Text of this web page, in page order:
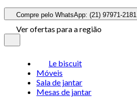
Compre pelo WhatsApp: (21) 97971-2181
Ver ofertas para a região
Le biscuit
Móveis
Sala de jantar
Mesas de jantar